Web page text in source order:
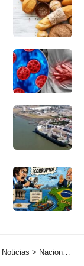
Noticias > Nacionales